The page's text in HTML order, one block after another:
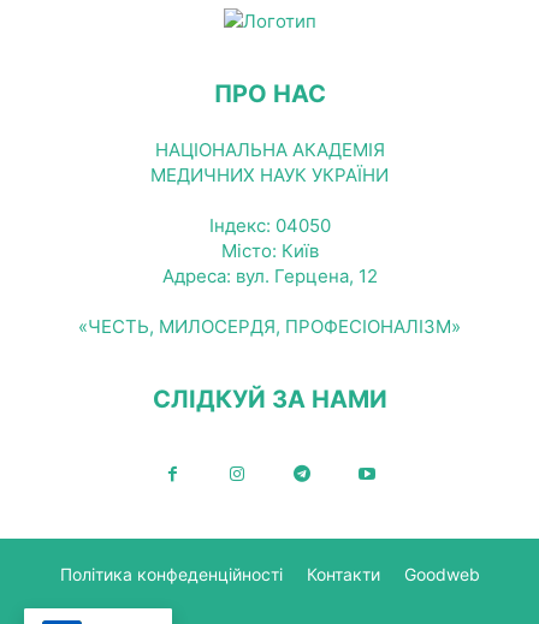
ПРО НАС
НАЦІОНАЛЬНА АКАДЕМІЯ
МЕДИЧНИХ НАУК УКРАЇНИ
Індекс: 04050
Місто: Київ
Адреса: вул. Герцена, 12
«ЧЕСТЬ, МИЛОСЕРДЯ, ПРОФЕСІОНАЛІЗМ»
СЛІДКУЙ ЗА НАМИ
Політика конфеденційності Контакти Goodweb